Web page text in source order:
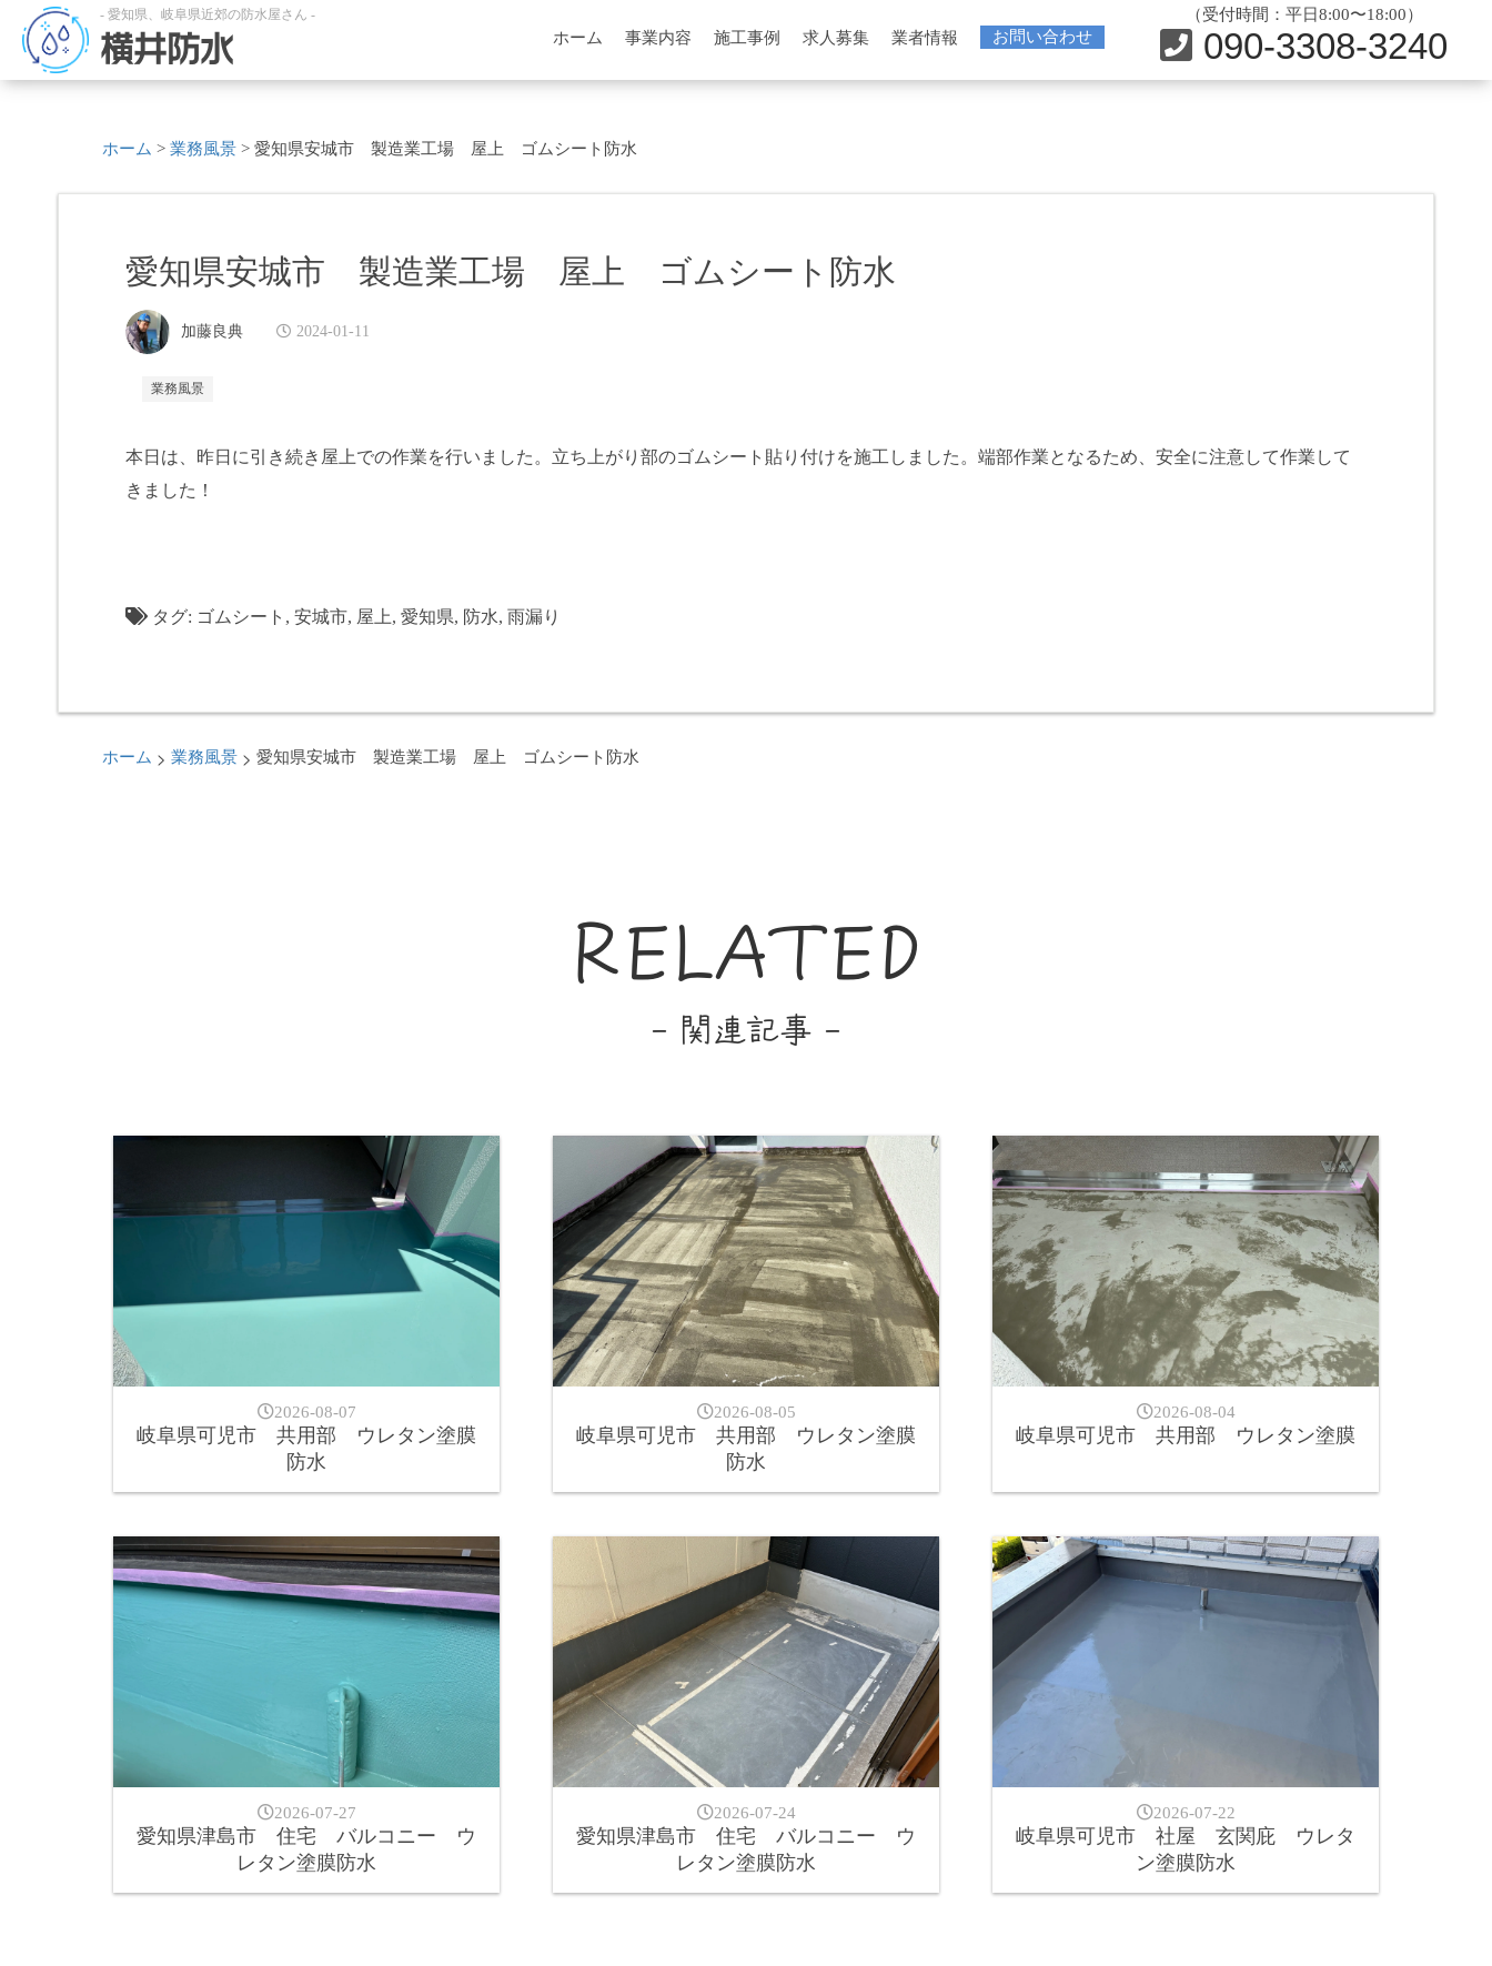
- 愛知県、岐阜県近郊の防水屋さん -
横井防水 ホーム 事業内容 施工事例 求人募集 業者情報 お問い合わせ
（受付時間：平日8:00〜18:00）
090-3308-3240
ホーム > 業務風景 > 愛知県安城市 製造業工場 屋上 ゴムシート防水
愛知県安城市 製造業工場 屋上 ゴムシート防水
加藤良典 2024-01-11
業務風景
本日は、昨日に引き続き屋上での作業を行いました。立ち上がり部のゴムシート貼り付けを施工しました。端部作業となるため、安全に注意して作業して
きました！
タグ: ゴムシート , 安城市, 屋上, 愛知県, 防水, 雨漏り
ホーム > 業務風景 > 愛知県安城市 製造業工場 屋上 ゴムシート防水
RELATED
- 関連記事 -
2026-08-07
岐阜県可児市 共用部 ウレタン塗膜
防水
2026-08-05
岐阜県可児市 共用部 ウレタン塗膜
防水
2026-08-04
岐阜県可児市 共用部 ウレタン塗膜
2026-07-27
愛知県津島市 住宅 バルコニー ウ
レタン塗膜防水
2026-07-24
愛知県津島市 住宅 バルコニー ウ
レタン塗膜防水
2026-07-22
岐阜県可児市 社屋 玄関庇 ウレタ
ン塗膜防水